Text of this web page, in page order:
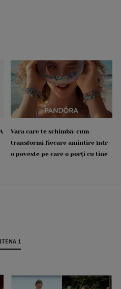
Vara care te schimbă: cum
transformi fiecare amintire într-
o poveste pe care o porți cu tine
1